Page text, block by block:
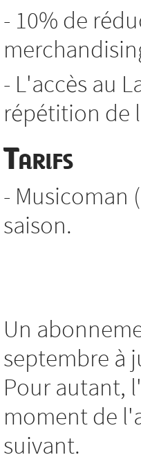
- 10% de
- L'accès au
répétition de
Tarifs
- Musicoman
saison.
Un
septembre à
Pour autant,
moment de
suivant.